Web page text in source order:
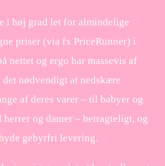
i høj grad let for almindelige
priser (via fx PriceRunner) i
nettet og ergo har massevis af
det nødvendigt at nedskære
af deres varer – til babyer og
og damer – betragteligt, og
gebyrfri levering.